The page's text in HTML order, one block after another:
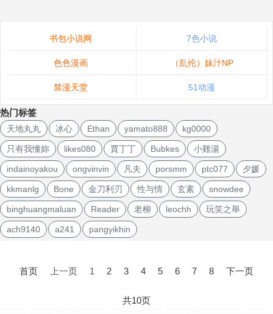
书包小说网 7色小说
色色漫画 （乱伦）妹汁NP
禁漫天堂 51动漫
热门标签
天地丸丸 冰心 Ethan yamato888 kg0000
只有我懂妳 likes080 賈丁丁 Bubkes 小雞湯
indainoyakou ongvinvin 凡夫 porsmm ptc077 夕媛
kkmanlg Bone 金刀利刃 性与情 玄素 snowdee
binghuangmaluan Reader 老柳 leochh 玩笑之舉
ach9140 a241 pangyikhin
首页 上一页 1 2 3 4 5 6 7 8 下一页
共10页